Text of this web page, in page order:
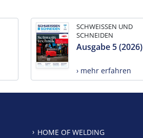
SCHWEISSEN UND
SCHNEIDEN
Ausgabe 5 (2026)
› mehr erfahren
HOME OF WELDING